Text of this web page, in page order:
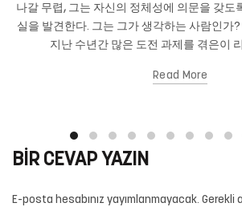
나갈 무렵, 그는 자신의 정체성에 의문을 갖도
실을 발견한다. 그는 그가 생각하는 사람인가
지난 수년간 많은 도전 과제를 겪은이
Read More
BIR CEVAP YAZIN
E-posta hesabınız yayımlanmayacak. Gerekli